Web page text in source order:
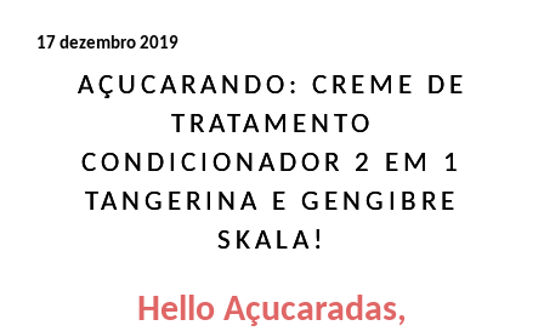
17 dezembro 2019
AÇUCARANDO: CREME DE
TRATAMENTO
CONDICIONADOR 2 EM 1
TANGERINA E GENGIBRE
SKALA!
Hello Açucaradas,